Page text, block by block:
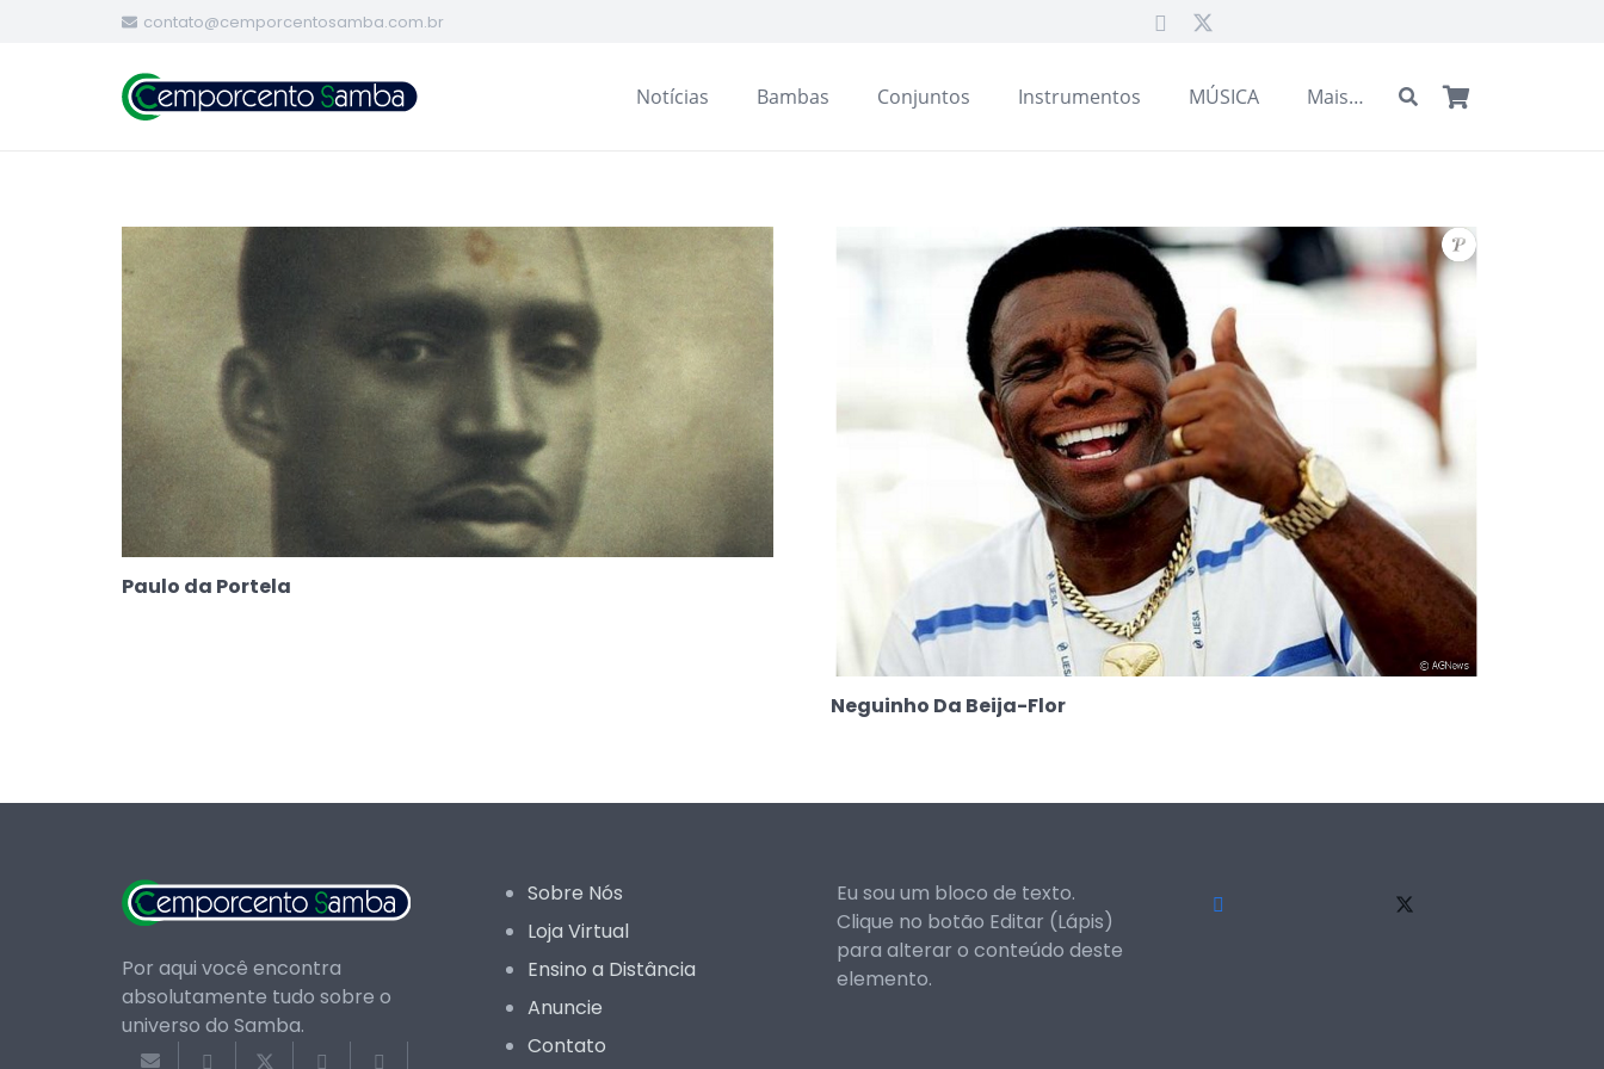
contato@cemporcentosamba.com.br
Notícias Bambas Conjuntos Instrumentos MÚSICA Mais…
Paulo da Portela
Neguinho Da Beija-Flor
Por aqui você encontra
absolutamente tudo sobre o
universo do Samba.
Sobre Nós
Loja Virtual
Ensino a Distância
Anuncie
Contato
Eu sou um bloco de texto.
Clique no botão Editar (Lápis)
para alterar o conteúdo deste
elemento.